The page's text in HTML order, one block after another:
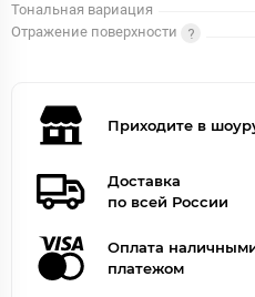
Тональная вариация
Отражение поверхности
Приходите в
Доставка
по всей России
Оплата
платежом